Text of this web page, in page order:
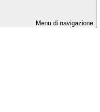
Menu di navigazione